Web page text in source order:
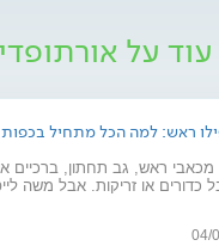
על
ראש: למה הכל מתחיל בכפות
מכאבי ראש, גב תחתון, ברכיים
כדורים או זריקות. אבל משה
הרגליים הן היסודות שלו".